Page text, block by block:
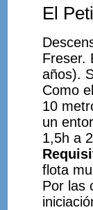
El
Freser.
años).
Como
10
un
1,5h a
flota
Por las